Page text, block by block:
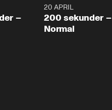
4:23
–
20 APRIL
200 sekunder –
Normal